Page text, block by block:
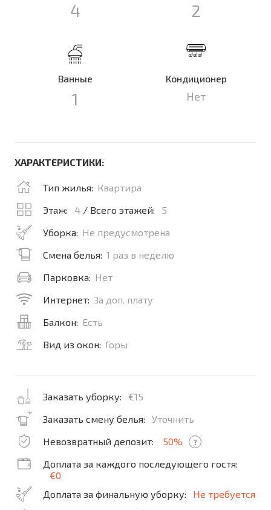
4 2
Ванные
1
Кондиционер
Нет
ХАРАКТЕРИСТИКИ:
Тип жилья: Квартира
Этаж:
4 / Всего этажей:
5
Уборка: Не предусмотрена
Смена белья: 1 раз в неделю
Парковка: Нет
Интернет: За доп. плату
Балкон: Есть
Вид из окон: Горы
Заказать уборку:
€15
Заказать смену белья:
Уточнить
Невозвратный депозит:
50% ?
Доплата за каждого последующего гостя:
€0
Доплата за финальную уборку:
Не требуется